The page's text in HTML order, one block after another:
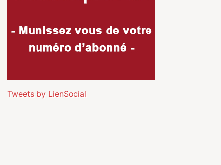
Tweets by LienSocial